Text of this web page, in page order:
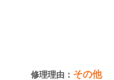
修理理由： その他